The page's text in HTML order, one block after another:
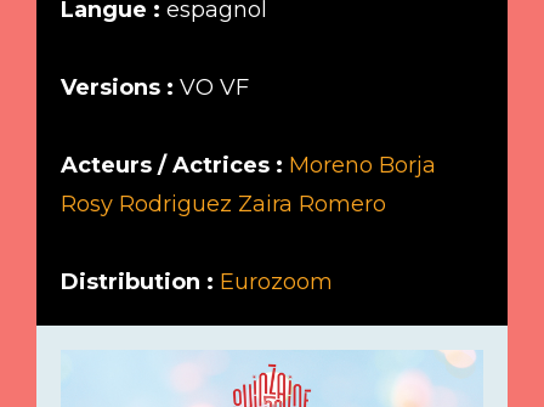
Langue : espagnol
Versions : VO VF
Acteurs / Actrices : Moreno Borja
Rosy Rodriguez Zaira Romero
Distribution : Eurozoom